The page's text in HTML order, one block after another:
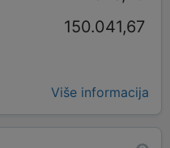
150.041,67
Više informacija